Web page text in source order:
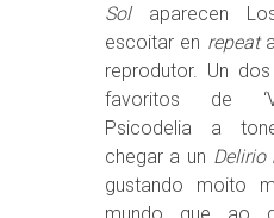
Solaparecen
escoitar en repeat
reprodutor. Un
favoritos de
Psicodelia a
chegar a un Delirio
gustando moito